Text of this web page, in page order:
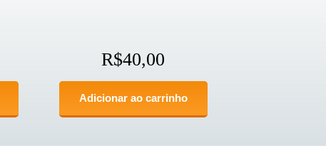
R$40,00
Adicionar ao carrinho